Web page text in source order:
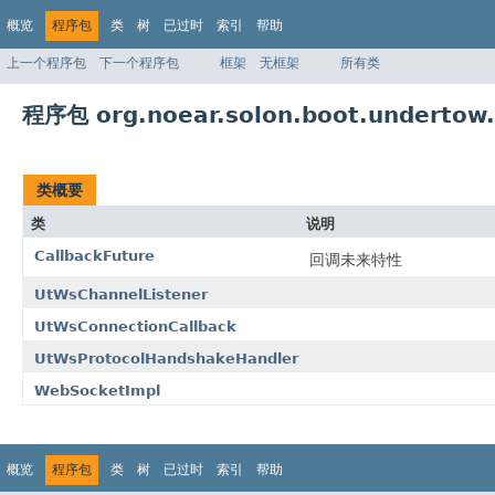
概览 程序包 类 树 已过时 索引 帮助
上一个程序包 下一个程序包 框架 无框架 所有类
程序包
类概要
类
说明
CallbackFuture
回调未来特性
UtWsChannelListener
UtWsConnectionCallback
UtWsProtocolHandshakeHandler
WebSocketImpl
概览 程序包 类 树 已过时 索引 帮助